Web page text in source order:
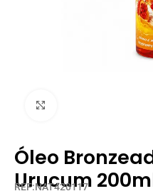
Óleo
Urucum
REF:NAT420117